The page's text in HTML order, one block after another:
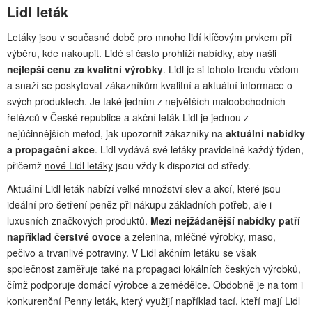
Lidl leták
Letáky jsou v současné době pro mnoho lidí klíčovým prvkem při
výběru, kde nakoupit. Lidé si často prohlíží nabídky, aby našli
nejlepší cenu za kvalitní výrobky. Lidl je si tohoto trendu vědom
a snaží se poskytovat zákazníkům kvalitní a aktuální informace o
svých produktech. Je také jedním z největších maloobchodních
řetězců v České republice a akční leták Lidl je jednou z
nejúčinnějších metod, jak upozornit zákazníky na aktuální nabídky
a propagační akce. Lidl vydává své letáky pravidelně každý týden,
přičemž nové Lidl letáky jsou vždy k dispozici od středy.
Aktuální Lidl leták nabízí velké množství slev a akcí, které jsou
ideální pro šetření peněz při nákupu základních potřeb, ale i
luxusních značkových produktů. Mezi nejžádanější nabídky patří
například čerstvé ovoce a zelenina, mléčné výrobky, maso,
pečivo a trvanlivé potraviny. V Lidl akčním letáku se však
společnost zaměřuje také na propagaci lokálních českých výrobků,
čímž podporuje domácí výrobce a zemědělce. Obdobně je na tom i
konkurenční Penny leták, který využijí například tací, kteří mají Lidl